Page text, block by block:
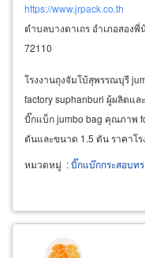
https://www.jrpack.co.th
ตำบลบางตาเถร อำเภอสอง
72110
โรงงานถุงจัมโบ้สุพรรณบุรี
factory suphanburi ผู้ผลิตแล
บิ๊กแบ็ก jumbo bag คุณภาพ
ตันและขนาด 1.5 ตัน ราคาโ
สต๊อกพร้อมจัดส่งรวดเร็ว จำห
ข้าวสารขนาด 95x95x115
หมวดหมู่ :บิ๊กแบ๊กกระสอบท